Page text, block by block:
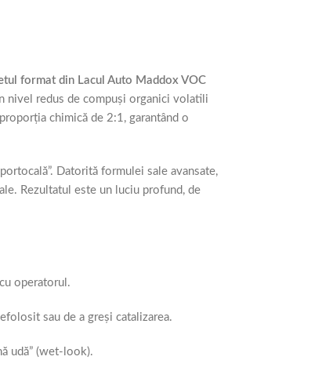
format din Lacul Auto Maddox VOC
nivel redus de compuși organici volatili
chimică de 2:1, garantând o
Datorită formulei sale avansate,
Rezultatul este un luciu profund, de
operatorul.
sau de a greși catalizarea.
udă” (wet-look).